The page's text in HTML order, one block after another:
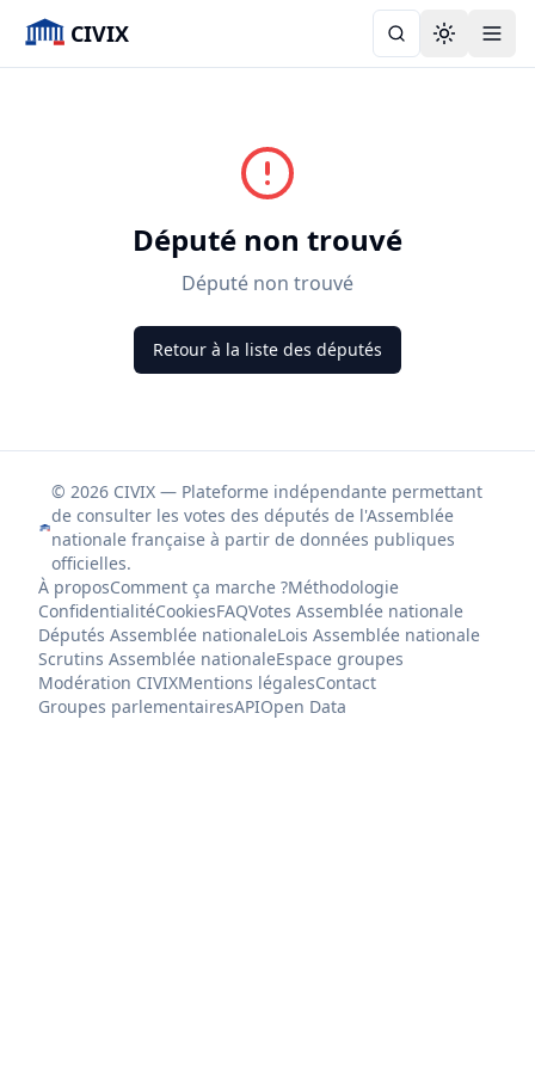
CIVIX Toggle
Député non trouvé
Député non trouvé
Retour à la liste des députés
© 2026 CIVIX — Plateforme indépendante permettant
de consulter les votes des députés de l'Assemblée
nationale française à partir de données publiques
officielles.
À proposComment ça marche ?Méthodologie
ConfidentialitéCookiesFAQVotes Assemblée nationale
Députés Assemblée nationaleLois Assemblée nationale
Scrutins Assemblée nationaleEspace groupes
Modération CIVIXMentions légalesContact
Groupes parlementairesAPIOpen Data